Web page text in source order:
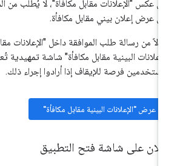
عكس "الإعلانات مقابل مكافأة"، لا يُطلب من
عرض إعلان بيني مقابل مكافأة.
من رسالة طلب الموافقة داخل "الإعلانات مقابل
البينية مقابل مكافأة" شاشة تمهيدية تُعلن
فرصة للإيقاف إذا أرادوا إجراء ذلك.
عرض "الإعلانات البينية مقابل مكافأة"
على شاشة فتح التطبيق